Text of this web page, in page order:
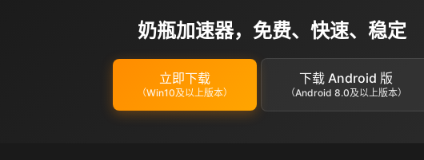
奶瓶加速器，免费、快速、稳定
立即下载
（Win10及以上版本）
下载 Android 版
（Android 8.0及以上版本）